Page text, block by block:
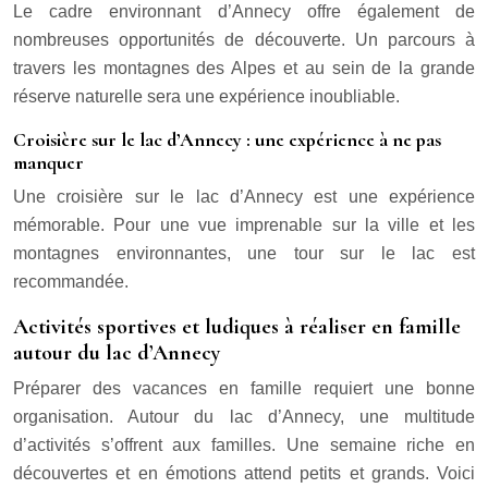
Le cadre environnant d’Annecy offre également de
nombreuses opportunités de découverte. Un parcours à
travers les montagnes des Alpes et au sein de la grande
réserve naturelle sera une expérience inoubliable.
Croisière sur le lac d’Annecy : une expérience à ne pas
manquer
Une croisière sur le lac d’Annecy est une expérience
mémorable. Pour une vue imprenable sur la ville et les
montagnes environnantes, une tour sur le lac est
recommandée.
Activités sportives et ludiques à réaliser en famille
autour du lac d’Annecy
Préparer des vacances en famille requiert une bonne
organisation. Autour du lac d’Annecy, une multitude
d’activités s’offrent aux familles. Une semaine riche en
découvertes et en émotions attend petits et grands. Voici